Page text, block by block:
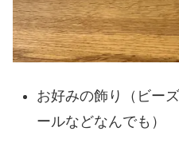
お好みの飾り（ビー
ールなどなんでも）